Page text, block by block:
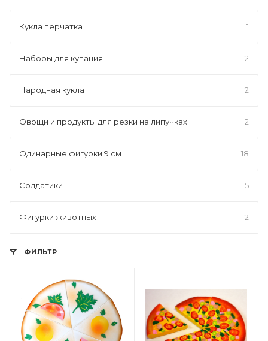
Кукла перчатка 1
Наборы для купания 2
Народная кукла 2
Овощи и продукты для резки на липучках 2
Одинарные фигурки 9 см 18
Солдатики 5
Фигурки животных 2
ФИЛЬТР